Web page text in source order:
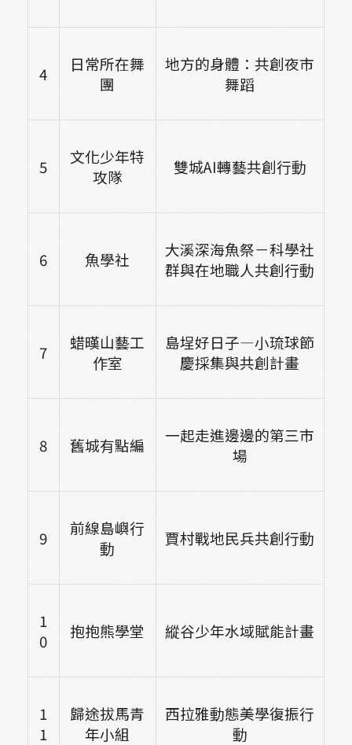
4
日常所在舞
團
地方的身體：共創夜市
舞蹈
5
文化少年特
攻隊
雙城AI轉藝共創行動
6 魚學社
大溪深海魚祭－科學社
群與在地職人共創行動
7
蜡暵山藝工
作室
島埕好日子—小琉球節
慶採集與共創計畫
8 舊城有點編
一起走進邊邊的第三市
場
9
前線島嶼行
動
賈村戰地民兵共創行動
1
0
抱抱熊學堂 縱谷少年水域賦能計畫
1
1
歸途拔馬青
年小組
西拉雅動態美學復振行
動